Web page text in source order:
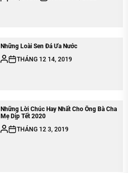
Những Loài Sen Đá Ưa Nước
THÁNG 12 14, 2019
Những Lời Chúc Hay Nhất Cho Ông Bà Cha
Mẹ Dịp Tết 2020
THÁNG 12 3, 2019